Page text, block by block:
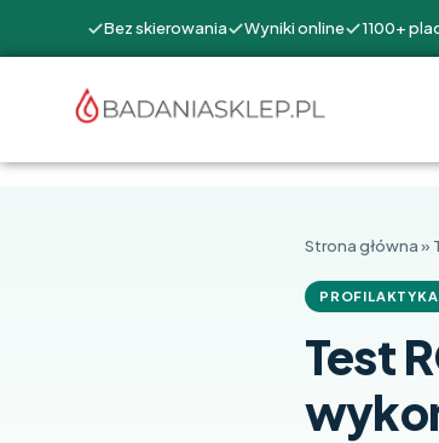
Bez skierowania Wyniki online 1100+
Strona główna»
Test